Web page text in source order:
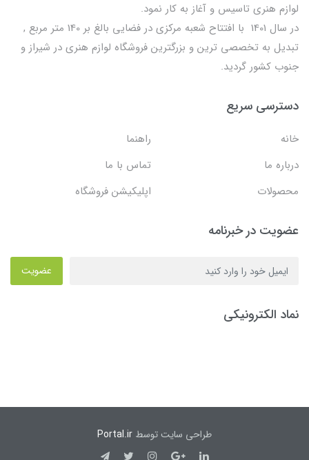
لوازم هنری تاسیس و آغاز به کار نمود.
در سال 1401 با افتتاح شعبه مرکزی در فضایی بالغ بر 140 متر مربع ,
تبدیل به تخصصی ترین و بزرگترین فروشگاه لوازم هنری در شیراز و
جنوب کشور گردید.
دسترسی سریع
خانه
راهنما
درباره ما
تماس با ما
محصولات
اپلیکیشن فروشگاه
عضویت در خبرنامه
عضویت
نماد الکترونیکی
طراحی سایت توسط Portal.ir